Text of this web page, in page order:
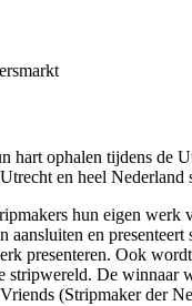
hart ophalen tijdens de
en heel
hun eigen
aansluiten en
presenteren. Ook
stripwereld. De winnaar
(Stripmaker der